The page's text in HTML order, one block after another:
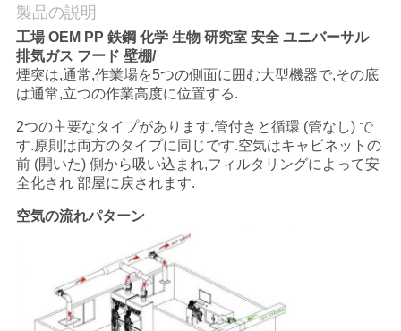
連
絡
く
だ
さ
い
製品の説明
工場 OEM PP 鉄鋼 化学 生物 研究室 安全 ユニバーサル
排気ガス フード 壁棚/
煙突は,通常,作業場を5つの側面に囲む大型機器で,その底
は通常,立つの作業高度に位置する.
2つの主要なタイプがあります.管付きと循環 (管なし) で
す.原則は両方のタイプに同じです.空気はキャビネットの
前 (開いた) 側から吸い込まれ,フィルタリングによって安
全化され 部屋に戻されます.
空気の流れパターン